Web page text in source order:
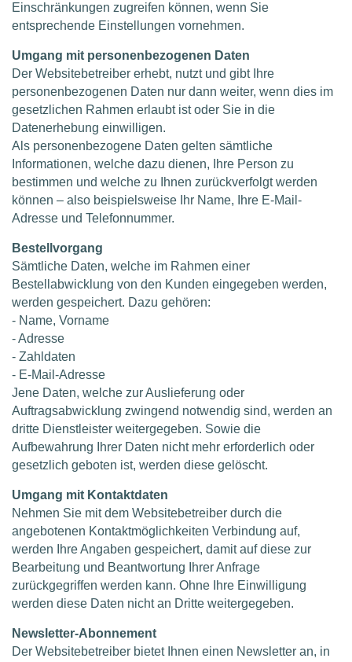
Einschränkungen zugreifen können, wenn Sie
entsprechende Einstellungen vornehmen.
Umgang mit personenbezogenen Daten
Der Websitebetreiber erhebt, nutzt und gibt Ihre
personenbezogenen Daten nur dann weiter, wenn dies im
gesetzlichen Rahmen erlaubt ist oder Sie in die
Datenerhebung einwilligen.
Als personenbezogene Daten gelten sämtliche
Informationen, welche dazu dienen, Ihre Person zu
bestimmen und welche zu Ihnen zurückverfolgt werden
können – also beispielsweise Ihr Name, Ihre E-Mail-
Adresse und Telefonnummer.
Bestellvorgang
Sämtliche Daten, welche im Rahmen einer
Bestellabwicklung von den Kunden eingegeben werden,
werden gespeichert. Dazu gehören:
- Name, Vorname
- Adresse
- Zahldaten
- E-Mail-Adresse
Jene Daten, welche zur Auslieferung oder
Auftragsabwicklung zwingend notwendig sind, werden an
dritte Dienstleister weitergegeben. Sowie die
Aufbewahrung Ihrer Daten nicht mehr erforderlich oder
gesetzlich geboten ist, werden diese gelöscht.
Umgang mit Kontaktdaten
Nehmen Sie mit dem Websitebetreiber durch die
angebotenen Kontaktmöglichkeiten Verbindung auf,
werden Ihre Angaben gespeichert, damit auf diese zur
Bearbeitung und Beantwortung Ihrer Anfrage
zurückgegriffen werden kann. Ohne Ihre Einwilligung
werden diese Daten nicht an Dritte weitergegeben.
Newsletter-Abonnement
Der Websitebetreiber bietet Ihnen einen Newsletter an, in